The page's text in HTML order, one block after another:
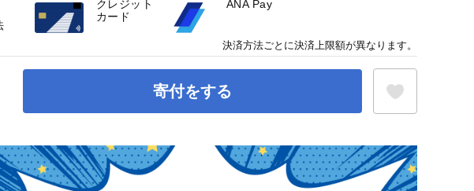
寄付をする
お気に入り登録
クレジット
カード
ANA Pay
決済方法ごとに決済上限額が異なります。